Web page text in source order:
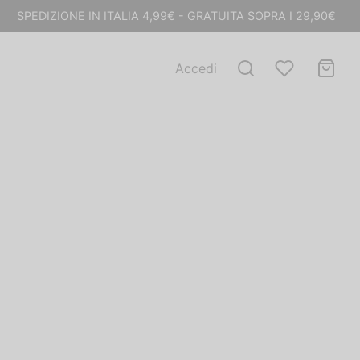
SPEDIZIONE IN ITALIA 4,99€ - GRATUITA SOPRA I 29,90€
Accedi